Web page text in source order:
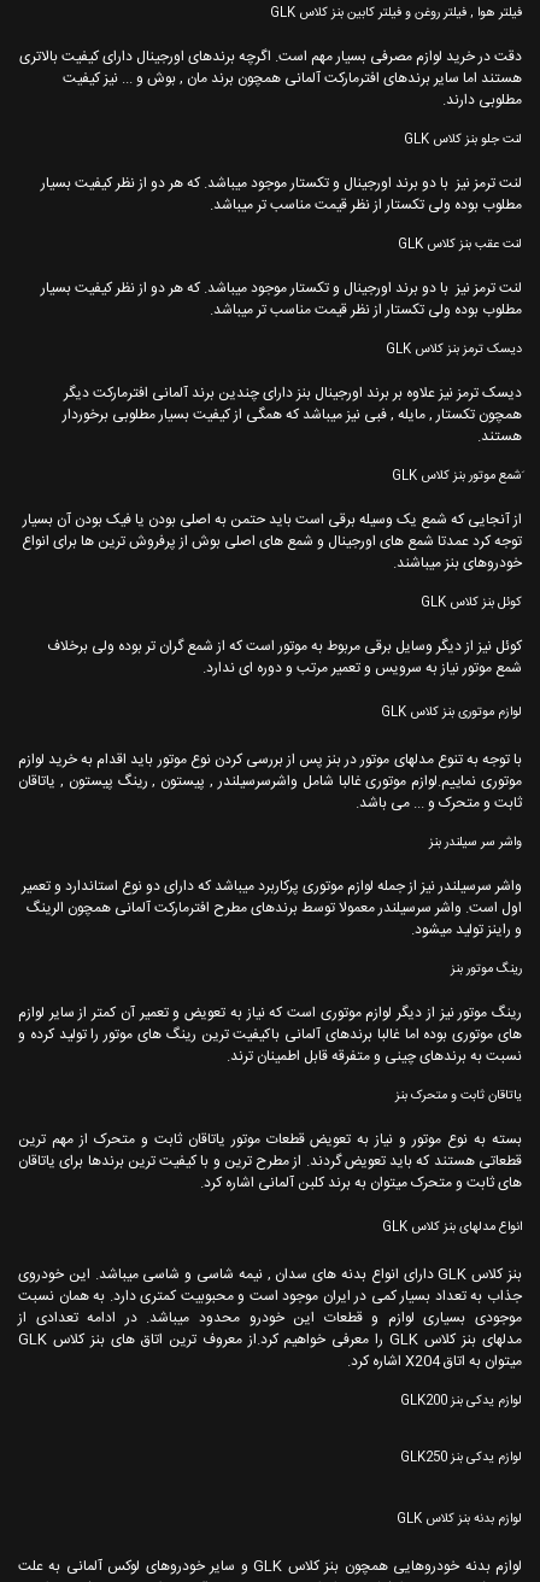
فیلتر هوا , فیلتر روغن و فیلتر کابین بنز کلاس GLK
دقت در خرید لوازم مصرفی بسیار مهم است. اگرچه برندهای اورجینال دارای کیفیت بالاتری
هستند اما سایر برندهای افترمارکت آلمانی همچون برند مان , بوش و ... نیز کیفیت
مطلوبی دارند.
لنت جلو بنز کلاس GLK
لنت ترمز نیز با دو برند اورجینال و تکستار موجود میباشد. که هر دو از نظر کیفیت بسیار
مطلوب بوده ولی تکستار از نظر قیمت مناسب تر میباشد.
لنت عقب بنز کلاس GLK
لنت ترمز نیز با دو برند اورجینال و تکستار موجود میباشد. که هر دو از نظر کیفیت بسیار
مطلوب بوده ولی تکستار از نظر قیمت مناسب تر میباشد.
دیسک ترمز بنز کلاس GLK
دیسک ترمز نیز علاوه بر برند اورجینال بنز دارای چندین برند آلمانی افترمارکت دیگر
همچون تکستار , مایله , فبی نیز میباشد که همگی از کیفیت بسیار مطلوبی برخوردار
هستند.
َشمع موتور بنز کلاس GLK
از آنجایی که شمع یک وسیله برقی است باید حتمن به اصلی بودن یا فیک بودن آن بسیار
توجه کرد عمدتا شمع های اورجینال و شمع های اصلی بوش از پرفروش ترین ها برای انواع
خودروهای بنز میباشند.
کوئل بنز کلاس GLK
کوئل نیز از دیگر وسایل برقی مربوط به موتور است که از شمع گران تر بوده ولی برخلاف
شمع موتور نیاز به سرویس و تعمیر مرتب و دوره ای ندارد.
لوازم موتوری بنز کلاس GLK
با توجه به تنوع مدلهای موتور در بنز پس از بررسی کردن نوع موتور باید اقدام به خرید لوازم
موتوری نماییم.لوازم موتوری غالبا شامل واشرسرسیلندر , پیستون , رینگ پیستون , یاتاقان
ثابت و متحرک و ... می باشد.
واشر سر سیلندر بنز
واشر سرسیلندر نیز از جمله لوازم موتوری پرکاربرد میباشد که دارای دو نوع استاندارد و تعمیر
اول است. واشر سرسیلندر معمولا توسط برندهای مطرح افترمارکت آلمانی همچون الرینگ
و راینز تولید میشود.
رینگ موتور بنز
رینگ موتور نیز از دیگر لوازم موتوری است که نیاز به تعویض و تعمیر آن کمتر از سایر لوازم
های موتوری بوده اما غالبا برندهای آلمانی باکیفیت ترین رینگ های موتور را تولید کرده و
نسبت به برندهای چینی و متفرقه قابل اطمینان ترند.
یاتاقان ثابت و متحرک بنز
بسته به نوع موتور و نیاز به تعویض قطعات موتور یاتاقان ثابت و متحرک از مهم ترین
قطعاتی هستند که باید تعویض گردند. از مطرح ترین و با کیفیت ترین برندها برای یاتاقان
های ثابت و متحرک میتوان به برند کلبن آلمانی اشاره کرد.
انواع مدلهای بنز کلاس GLK
بنز کلاس GLK دارای انواع بدنه های سدان , نیمه شاسی و شاسی میباشد. این خودروی
جذاب به تعداد بسیار کمی در ایران موجود است و محبوبیت کمتری دارد. به همان نسبت
موجودی بسیاری لوازم و قطعات این خودرو محدود میباشد. در ادامه تعدادی از
مدلهای بنز کلاس GLK را معرفی خواهیم کرد.از معروف ترین اتاق های بنز کلاس GLK
میتوان به اتاق X204 اشاره کرد.
لوازم یدکی بنز GLK200
لوازم یدکی بنز GLK250
لوازم بدنه بنز کلاس GLK
لوازم بدنه خودروهایی همچون بنز کلاس GLK و سایر خودروهای لوکس آلمانی به علت